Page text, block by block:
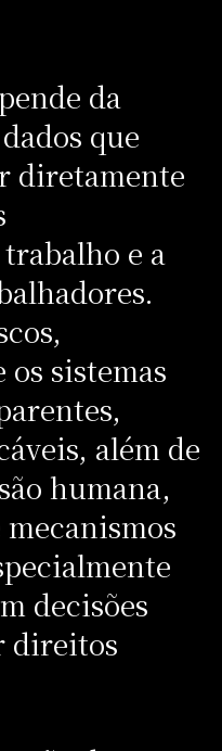
da
que
diretamente
e a
os sistemas
além de
humana,
decisões
direitos